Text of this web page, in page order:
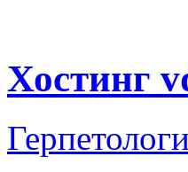
Хостинг